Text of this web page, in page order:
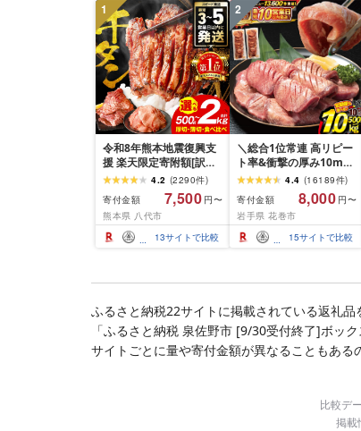
1
令和8年熊本地震復興支
援 楽天限定寄附額[訳あ
り]牛タン 500g〜2kg 肉
牛肉 訳あり 牛タン 冷凍
小分け 厚切り 薄切り 食
べ比べ 500g 1kg 1.5kg
2kg 牛 人気 ビーフ 牛た
ん ふるさと納税 ランキ
4.2 (2290件)
寄付金額
7,500 円〜
熊本県 八代市
13サイトで比較
2
＼総合1位常連 高リピー
ト率&衝撃の厚み10mm
厚切り牛タン 塩味/ ≪ス
ピード発送!!10営業日以
内発送≫ 選べる内容量
500g / 1kg 定期便 毎月
届く 牛肉 肉 BBQ ふるさ
と 人気 ランキング 岩手
4.4 (16189件)
寄付金額
8,000 円〜
岩手県 花巻市
15サイトで比較
ふるさと納税22サイトに掲載されている返礼品
「ふるさと納税 泉佐野市 [9/30受付終了]ボッ
サイトごとに量や寄付金額が異なることもある
比較デ
掲載